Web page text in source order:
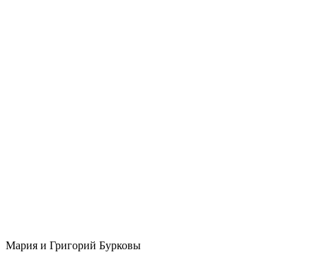
Мария и Григорий Бурковы